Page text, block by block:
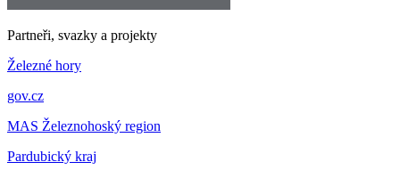
Partneři, svazky a projekty
Železné hory
gov.cz
MAS Železnohoský region
Pardubický kraj